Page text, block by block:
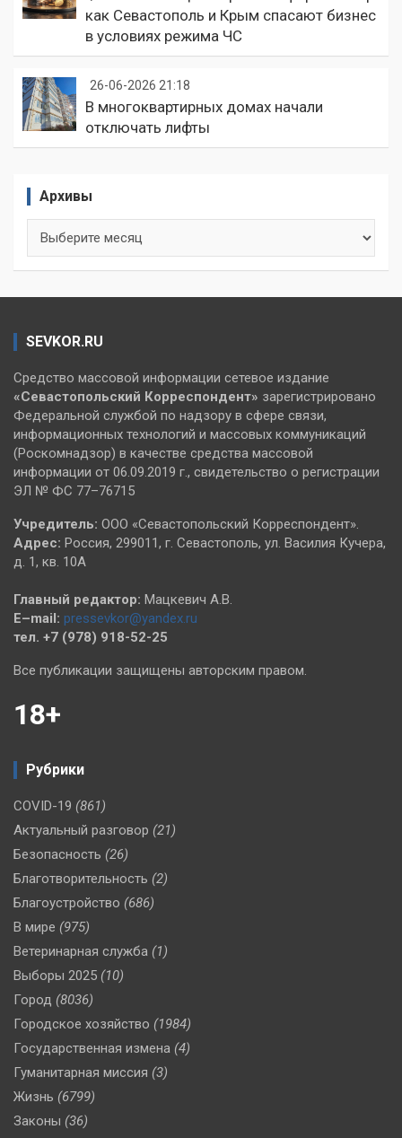
как Севастополь и Крым спасают бизнес
в условиях режима ЧС
26-06-2026 21:18
В многоквартирных домах начали
отключать лифты
Архивы
SEVKOR.RU
Средство массовой информации сетевое издание
«Севастопольский Корреспондент» зарегистрировано
Федеральной службой по надзору в сфере связи,
информационных технологий и массовых коммуникаций
(Роскомнадзор) в качестве средства массовой
информации от 06.09.2019 г., свидетельство о регистрации
ЭЛ № ФС 77–76715
Учредитель: ООО «Севастопольский Корреспондент».
Адрес: Россия, 299011, г. Севастополь, ул. Василия Кучера,
д. 1, кв. 10А
Главный редактор: Мацкевич А.В.
E–mail: pressevkor@yandex.ru
тел. +7 (978) 918-52-25
Все публикации защищены авторским правом.
18+
Рубрики
COVID-19 (861)
Актуальный разговор (21)
Безопасность (26)
Благотворительность (2)
Благоустройство (686)
В мире (975)
Ветеринарная служба (1)
Выборы 2025 (10)
Город (8036)
Городское хозяйство (1984)
Государственная измена (4)
Гуманитарная миссия (3)
Жизнь (6799)
Законы (36)